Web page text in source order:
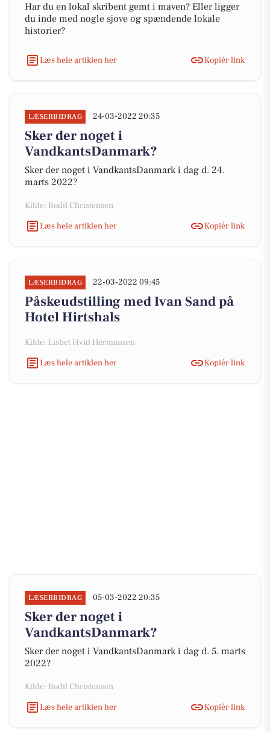
Har du en lokal skribent gemt i maven? Eller ligger
du inde med nogle sjove og spændende lokale
historier?
Læs hele artiklen her Kopiér link
LÆSERBIDRAG 24-03-2022 20:35
Sker der noget i
VandkantsDanmark?
Sker der noget i VandkantsDanmark i dag d. 24.
marts 2022?
Kilde: Bodil Christensen
Læs hele artiklen her
Kopiér link
LÆSERBIDRAG 22-03-2022 09:45
Påskeudstilling med Ivan Sand på
Hotel Hirtshals
Kilde: Lisbet Hvid Hermansen
Læs hele artiklen her
Kopiér link
LÆSERBIDRAG 05-03-2022 20:35
Sker der noget i
VandkantsDanmark?
Sker der noget i VandkantsDanmark i dag d. 5. marts
2022?
Kilde: Bodil Christensen
Læs hele artiklen her
Kopiér link